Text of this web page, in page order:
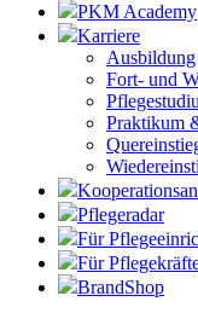
PKM Academy
Karriere
Ausbildung
Fort- und
Praktikum
Pflegeradar
Für
Für
BrandShop